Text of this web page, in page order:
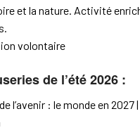
et la nature. Activité
volontaire
de l’été 2026 :
l’avenir : le monde en 2027